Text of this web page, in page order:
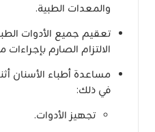
والمعدات الطبية.
تعقيم جميع الأدوات
الالتزام الصارم
مساعدة أطباء الأسنان
في ذلك:
تجهيز الأدوات.